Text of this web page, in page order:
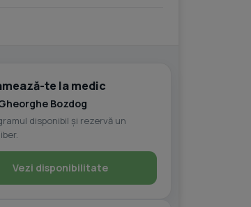
te la medic
Bozdog
disponibil și rezervă un
Vezi disponibilitate